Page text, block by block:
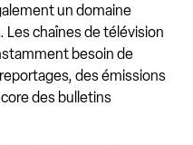
un domaine
chaînes de télévision
besoin de
des émissions
des bulletins